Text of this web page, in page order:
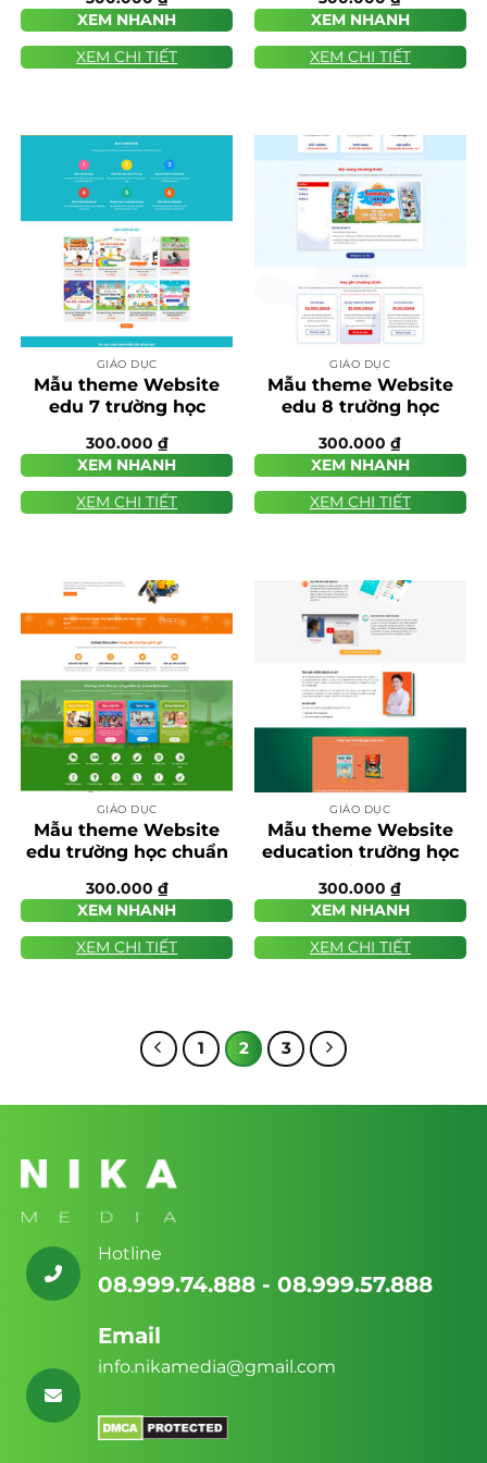
XEM NHANH
XEM CHI TIẾT
XEM NHANH
XEM CHI TIẾT
GIÁO DỤC
Mẫu theme Website
edu 7 trường học
300.000 ₫
XEM NHANH
XEM CHI TIẾT
GIÁO DỤC
Mẫu theme Website
edu 8 trường học
300.000₫
XEM NHANH
XEM CHI TIẾT
GIÁO DỤC
Mẫu theme Website
edu trường học chuẩn
300.000 ₫
XEM NHANH
XEM CHI TIẾT
GIÁO DỤC
Mẫu theme Website
education trường học
300.000₫
XEM NHANH
XEM CHI TIẾT
1 2 3
Hotline
08.999.74.888 - 08.999.57.888
Email
info.nikamedia@gmail.com